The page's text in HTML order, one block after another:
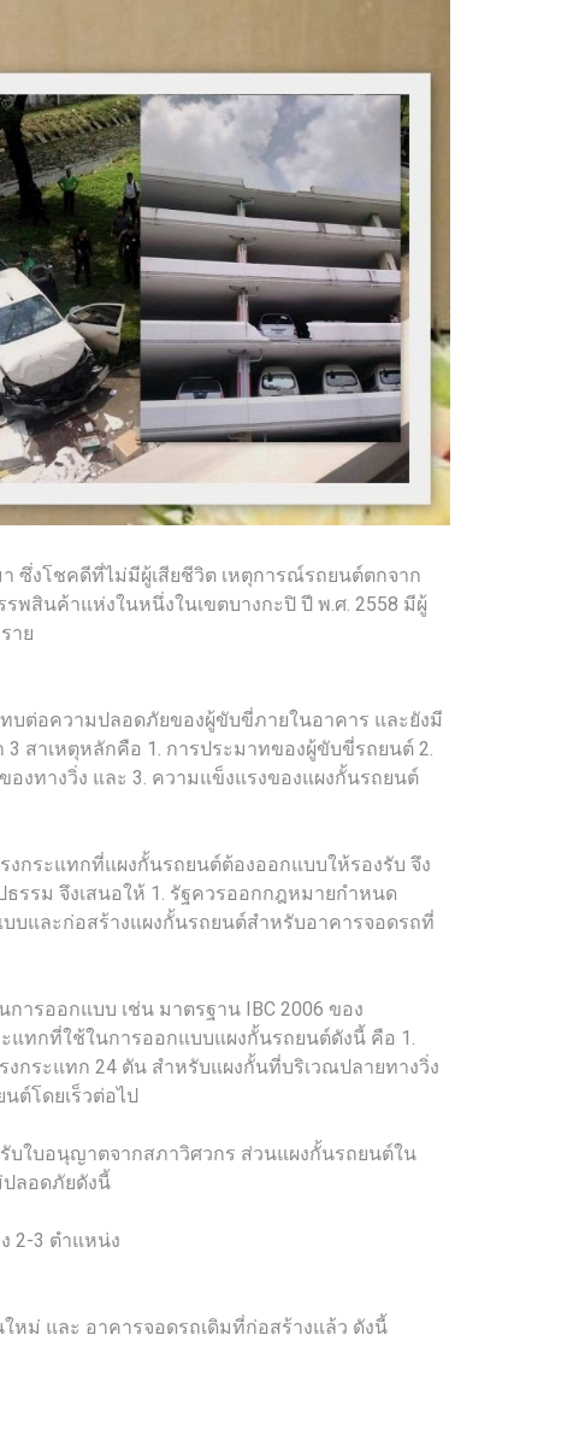
ซึ่งโชคดีที่ไม่มีผู้เสียชีวิต เหตุการณ์รถยนต์ตกจาก
สินค้าแห่งในหนึ่งในเขตบางกะปิ ปี พ.ศ. 2558 มีผู้
าย
บต่อความปลอดภัยของผู้ขับขี่ภายในอาคาร และยังมี
สาเหตุหลักคือ 1. การประมาทของผู้ขับขี่รถยนต์ 2.
งทางวิ่ง และ 3. ความแข็งแรงของแผงกั้นรถยนต์
กระแทกที่แผงกั้นรถยนต์ต้องออกแบบให้รองรับ จึง
รรม จึงเสนอให้ 1. รัฐควรออกกฎหมายกำหนด
บและก่อสร้างแผงกั้นรถยนต์สำหรับอาคารจอดรถที่
รออกแบบ เช่น มาตรฐาน IBC 2006 ของ
แทกที่ใช้ในการออกแบบแผงกั้นรถยนต์ดังนี้ คือ 1.
กระแทก 24 ตัน สำหรับแผงกั้นที่บริเวณปลายทางวิ่ง
ต์โดยเร็วต่อไป
บใบอนุญาตจากสภาวิศวกร ส่วนแผงกั้นรถยนต์ใน
ปลอดภัยดังนี้
2-3 ตำแหน่ง
หม่ และ อาคารจอดรถเดิมที่ก่อสร้างแล้ว ดังนี้